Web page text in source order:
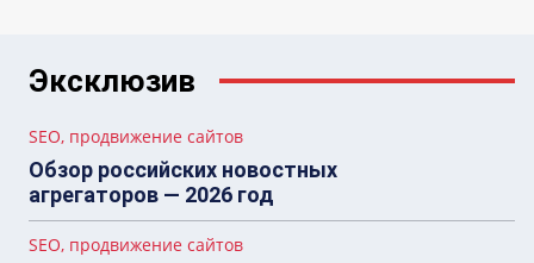
Эксклюзив
SEO, продвижение сайтов
Обзор российских новостных
агрегаторов — 2026 год
SEO, продвижение сайтов